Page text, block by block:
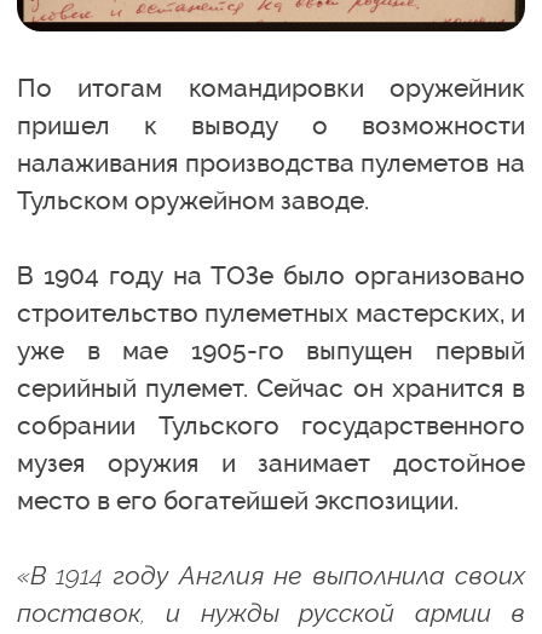
По итогам командировки оружейник
пришел к выводу о возможности
налаживания производства пулеметов на
Тульском оружейном заводе.
В 1904 году на ТОЗе было организовано
строительство пулеметных мастерских, и
уже в мае 1905-го выпущен первый
серийный пулемет. Сейчас он хранится в
собрании Тульского государственного
музея оружия и занимает достойное
место в его богатейшей экспозиции.
«В 1914 году Англия не выполнила своих
поставок, и нужды русской армии в